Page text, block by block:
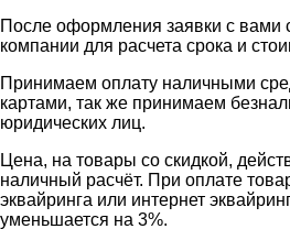
После оформления заявки с вами
компании для расчета срока и
Принимаем оплату наличными
картами, так же принимаем
юридических лиц.
Цена, на товары со скидкой,
наличный расчёт. При оплате
эквайринга или интернет
уменьшается на 3%.